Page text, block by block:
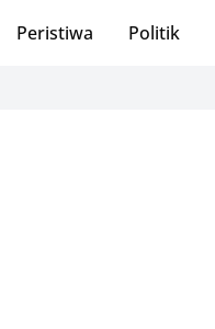
Peristiwa Politik